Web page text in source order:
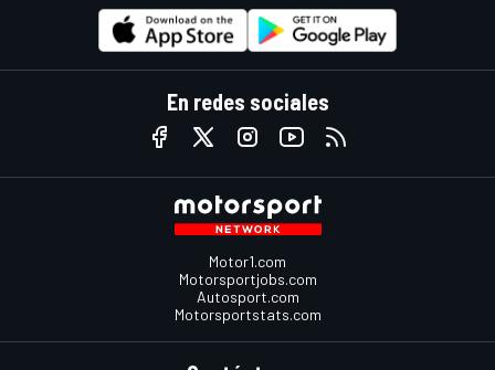
En redes sociales
Motor1.com
Motorsportjobs.com
Autosport.com
Motorsportstats.com